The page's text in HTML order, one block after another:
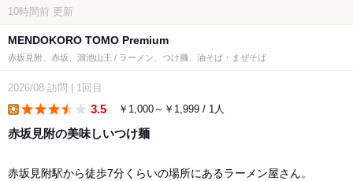
10時間前 更新
MENDOKORO TOMO Premium
赤坂見附、赤坂、溜池山王 / ラーメン、つけ麺、油そば・まぜそば
2026/08 訪問 1回目
3.5 ￥1,000～￥1,999 / 1人
赤坂見附の美味しいつけ麺
赤坂見附駅から徒歩7分くらいの場所にあるラーメン屋さん。